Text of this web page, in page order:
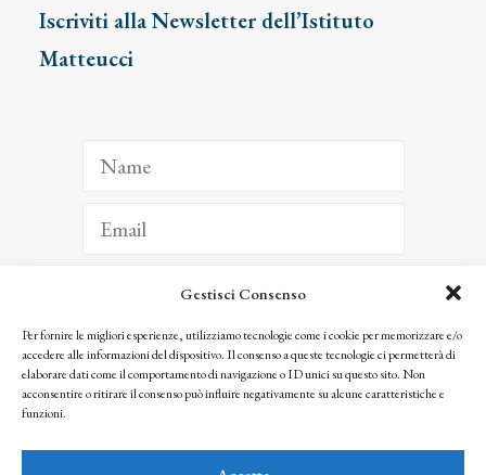
Gestisci Consenso
Per fornire le migliori esperienze, utilizziamo tecnologie come i cookie per memorizzare e/o
accedere alle informazioni del dispositivo. Il consenso a queste tecnologie ci permetterà di
elaborare dati come il comportamento di navigazione o ID unici su questo sito. Non
acconsentire o ritirare il consenso può influire negativamente su alcune caratteristiche e
funzioni.
Iscriviti alla Newsletter dell’Istituto
Matteucci
ISCRIVITI
Facendo clic per iscriverti, riconosci che le tue informazioni saranno trattate
seguendo la nostra Privacy Policy
© 2025 Istituto Matteucci. All right reserved
l’autorizzazione scritta dei proprietari dei diritti e dell’Istituto Matteucci